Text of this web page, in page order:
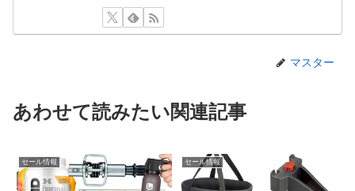
マスター
あわせて読みたい関連記事
セール情報 セール情報